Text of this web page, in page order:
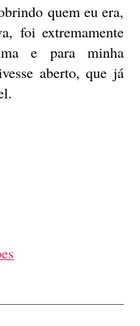
quem eu era,
foi extremamente
e para minha
aberto, que já